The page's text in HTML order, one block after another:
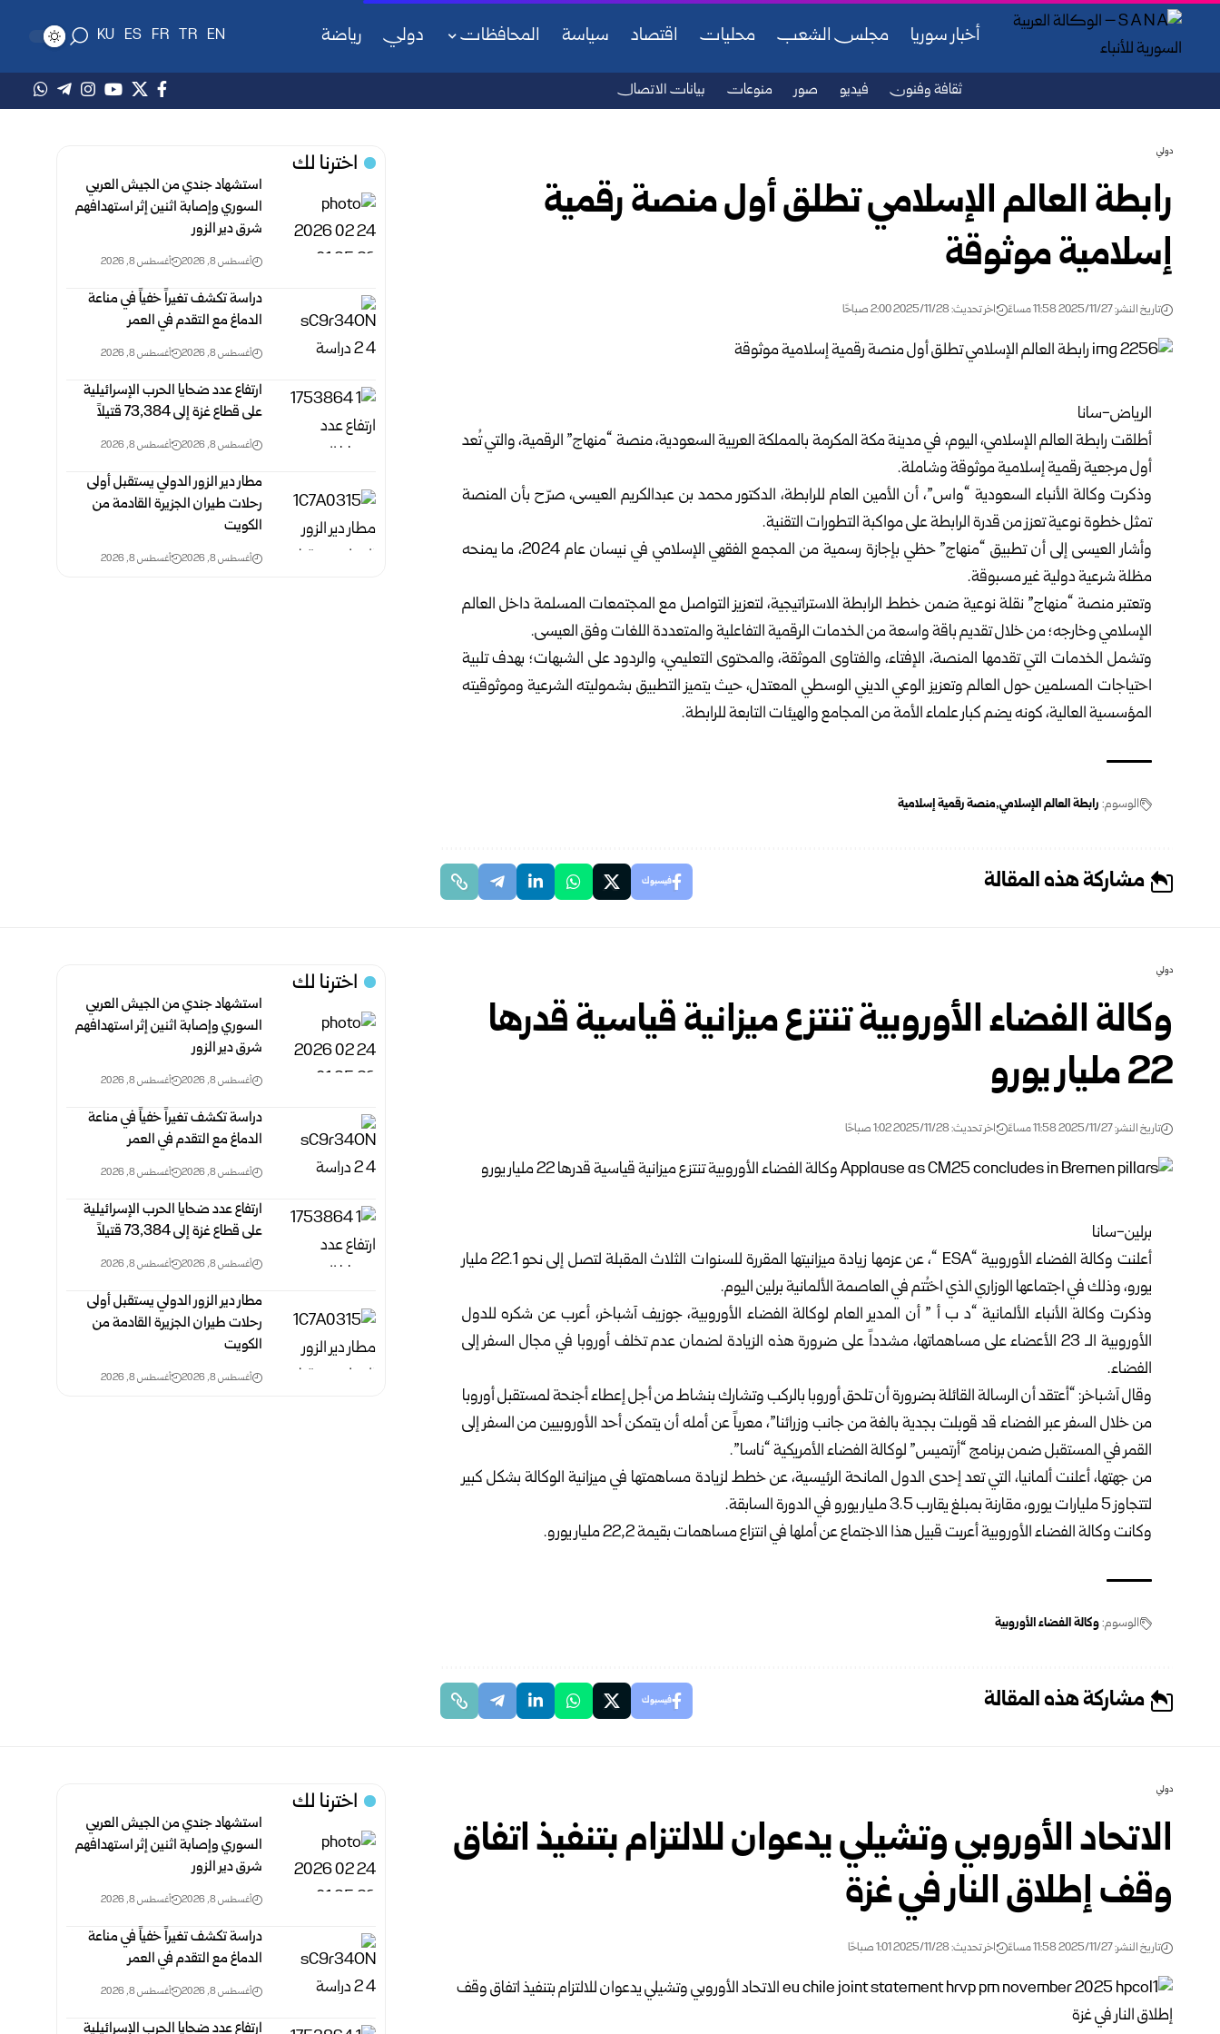
أخبار سوريا مجلس الشعب محليات اقتصاد سياسة المحافظات دولي رياضة EN
TR
FR
ES
KU
ثقافة وفنون فيديو صور منوعات بيانات الاتصال
دولي
رابطة العالم الإسلامي تطلق أول منصة رقمية
إسلامية موثوقة
تاريخ النشر: 2025/11/27 11:58 مساءً اخر تحديث: 2025/11/28 2:00 صباحًا
الرياض-سانا
أطلقت رابطة العالم الإسلامي، اليوم، في مدينة مكة المكرمة بالمملكة العربية السعودية، منصة “منهاج” الرقمية، والتي تُعد
أول مرجعية رقمية إسلامية موثوقة وشاملة.
وذكرت وكالة الأنباء السعودية “واس”، أن الأمين العام للرابطة، الدكتور محمد بن عبدالكريم العيسى، صرّح بأن المنصة
تمثل خطوة نوعية تعزز من قدرة الرابطة على مواكبة التطورات التقنية.
وأشار العيسى إلى أن تطبيق “منهاج” حظي بإجازة رسمية من المجمع الفقهي الإسلامي في نيسان عام 2024، ما يمنحه
مظلة شرعية دولية غير مسبوقة.
وتعتبر منصة “منهاج” نقلة نوعية ضمن خطط الرابطة الاستراتيجية، لتعزيز التواصل مع المجتمعات المسلمة داخل العالم
الإسلامي وخارجه؛ من خلال تقديم باقة واسعة من الخدمات الرقمية التفاعلية والمتعددة اللغات وفق العيسى.
وتشمل الخدمات التي تقدمها المنصة، الإفتاء، والفتاوى الموثقة، والمحتوى التعليمي، والردود على الشبهات؛ بهدف تلبية
احتياجات المسلمين حول العالم وتعزيز الوعي الديني الوسطي المعتدل، حيث يتميز التطبيق بشموليته الشرعية وموثوقيته
المؤسسية العالية، كونه يضم كبار علماء الأمة من المجامع والهيئات التابعة للرابطة.
الوسوم: رابطة العالم الإسلامي منصة رقمية إسلامية
مشاركة هذه المقالة فيسبوك
اخترنا لك
استشهاد جندي من الجيش العربي
السوري وإصابة اثنين إثر ‏استهدافهم
شرق دير الزور ‏
أغسطس 8, 2026 أغسطس 8, 2026
دراسة تكشف تغيراً خفياً في مناعة
الدماغ مع التقدم في العمر
أغسطس 8, 2026 أغسطس 8, 2026
ارتفاع عدد ضحايا الحرب الإسرائيلية
على قطاع غزة ‏إلى 73,384 ‏قتيلاً‎ ‎
أغسطس 8, 2026 أغسطس 8, 2026
مطار دير الزور الدولي يستقبل أولى
رحلات طيران الجزيرة ‏القادمة من
الكويت
أغسطس 8, 2026 أغسطس 8, 2026
دولي
وكالة الفضاء الأوروبية تنتزع ميزانية قياسية قدرها
22 مليار يورو
تاريخ النشر: 2025/11/27 11:58 مساءً اخر تحديث: 2025/11/28 1:02 صباحًا
برلين-سانا
أعلنت وكالة الفضاء الأوروبية “ESA “، عن عزمها زيادة ميزانيتها المقررة للسنوات الثلاث المقبلة لتصل إلى نحو 22.1 مليار
يورو، وذلك في اجتماعها الوزاري الذي اختُتم في العاصمة الألمانية برلين اليوم.
وذكرت وكالة الأنباء الألمانية “د ب أ ” أن المدير العام لوكالة الفضاء الأوروبية، جوزيف آشباخر، أعرب عن شكره للدول
الأوروبية الـ 23 الأعضاء على مساهماتها، مشدداً على ضرورة هذه الزيادة لضمان عدم تخلف أوروبا في مجال السفر إلى
الفضاء.
وقال آشباخر: “أعتقد أن الرسالة القائلة بضرورة أن تلحق أوروبا بالركب وتشارك بنشاط من أجل إعطاء أجنحة لمستقبل أوروبا
من خلال السفر عبر الفضاء قد قوبلت بجدية بالغة من جانب وزرائنا”، معرباً عن أمله أن يتمكن أحد الأوروبيين من السفر إلى
القمر في المستقبل ضمن برنامج “أرتميس” لوكالة الفضاء الأمريكية “ناسا”.
من جهتها، أعلنت ألمانيا، التي تعد إحدى الدول المانحة الرئيسية، عن خطط لزيادة مساهمتها في ميزانية الوكالة بشكل كبير
لتتجاوز 5 مليارات يورو، مقارنة بمبلغ يقارب 3.5 مليار يورو في الدورة السابقة.
وكانت وكالة الفضاء الأوروبية أعربت قبيل هذا الاجتماع عن أملها في انتزاع مساهمات بقيمة 22,2 مليار يورو.
الوسوم:وكالة الفضاء الأوروبية
مشاركة هذه المقالة فيسبوك
اخترنا لك
استشهاد جندي من الجيش العربي
السوري وإصابة اثنين إثر ‏استهدافهم
شرق دير الزور ‏
أغسطس 8, 2026 أغسطس 8, 2026
دراسة تكشف تغيراً خفياً في مناعة
الدماغ مع التقدم في العمر
أغسطس 8, 2026 أغسطس 8, 2026
ارتفاع عدد ضحايا الحرب الإسرائيلية
على قطاع غزة ‏إلى 73,384 ‏قتيلاً‎ ‎
أغسطس 8, 2026 أغسطس 8, 2026
مطار دير الزور الدولي يستقبل أولى
رحلات طيران الجزيرة ‏القادمة من
الكويت
أغسطس 8, 2026 أغسطس 8, 2026
دولي
الاتحاد الأوروبي وتشيلي يدعوان للالتزام بتنفيذ اتفاق
وقف إطلاق النار في غزة
تاريخ النشر: 2025/11/27 11:58 مساءً اخر تحديث: 2025/11/28 1:01 صباحًا
اخترنا لك
استشهاد جندي من الجيش العربي
السوري وإصابة اثنين إثر ‏استهدافهم
شرق دير الزور ‏
أغسطس 8, 2026 أغسطس 8, 2026
دراسة تكشف تغيراً خفياً في مناعة
الدماغ مع التقدم في العمر
أغسطس 8, 2026 أغسطس 8, 2026
ارتفاع عدد ضحايا الحرب الإسرائيلية